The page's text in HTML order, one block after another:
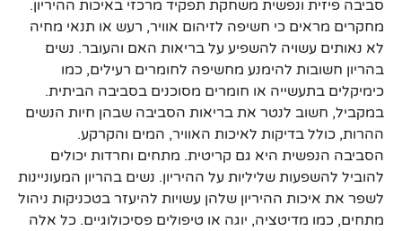
סביבה פיזית ונפשית משחקת תפקיד מרכזי באיכות ההיריון.
מחקרים מראים כי חשיפה לזיהום אוויר, רעש או תנאי מחיה
לא נאותים עשויה להשפיע על בריאות האם והעובר. נשים
בהריון חשובות להימנע מחשיפה לחומרים רעילים, כמו
כימיקלים בתעשייה או חומרים מסוכנים בסביבה הביתית.
במקביל, חשוב לנטר את בריאות הסביבה שבהן חיות הנשים
ההרות, כולל בדיקות לאיכות האוויר, המים והקרקע.
הסביבה הנפשית היא גם קריטית. מתחים וחרדות יכולים
להוביל להשפעות שליליות על ההיריון. נשים בהריון המעוניינות
לשפר את איכות ההיריון שלהן עשויות להיעזר בטכניקות ניהול
מתחים, כמו מדיטציה, יוגה או טיפולים פסיכולוגיים. כל אלה